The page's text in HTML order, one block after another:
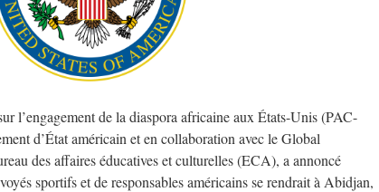
l’engagement de la diaspora africaine aux États-Unis (PAC-
d’État américain et en collaboration avec le Global
des affaires éducatives et culturelles (ECA), a annoncé
sportifs et de responsables américains se rendrait à Abidjan,